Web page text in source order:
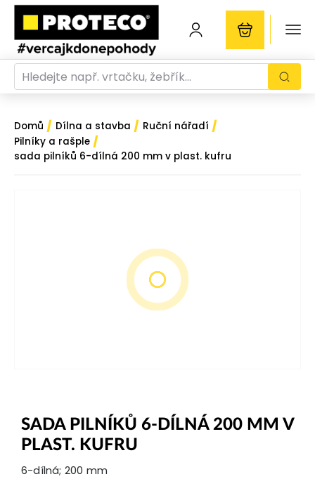
Domů / Dílna a stavba / Ruční nářadí /
Pilníky a rašple /
sada pilníků 6-dílná 200 mm v plast. kufru
SADA PILNÍKŮ 6-DÍLNÁ 200 MM V
PLAST. KUFRU
6-dílná; 200 mm